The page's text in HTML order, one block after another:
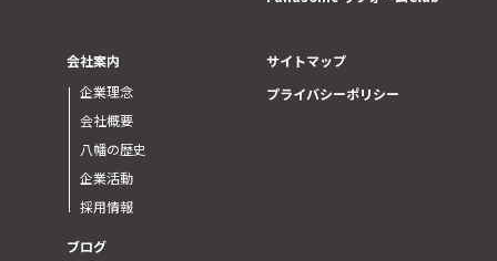
会社案内
企業理念
会社概要
八幡の歴史
企業活動
採用情報
ブログ
サイトマップ
プライバシーポリシー